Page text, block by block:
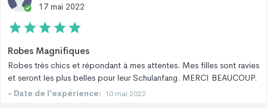
17 mai 2022
Robes Magnifiques
Robes très chics et répondant à mes attentes. Mes filles sont ravies
et seront les plus belles pour leur Schulanfang. MERCI BEAUCOUP.
- Date de l'expérience: 10 mai 2022